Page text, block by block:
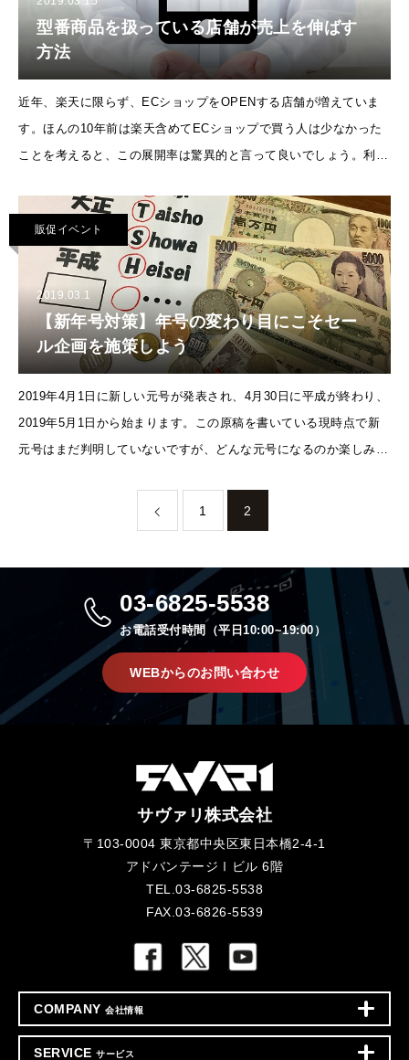
型番商品を扱っている店舗が売上を伸ばす
方法
近年、楽天に限らず、ECショップをOPENする店舗が増えていま
す。ほんの10年前は楽天含めてECショップで買う人は少なかった
ことを考えると、この展開率は驚異的と言って良いでしょう。利用
販促イベント
2019.03.1
【新年号対策】年号の変わり目にこそセー
ル企画を施策しよう
2019年4月1日に新しい元号が発表され、4月30日に平成が終わり、
2019年5月1日から始まります。この原稿を書いている現時点で新
元号はまだ判明していないですが、どんな元号になるのか楽しみで
1 2
03-6825-5538
お電話受付時間（平日10:00~19:00）
WEBからのお問い合わせ
サヴァリ株式会社
〒103-0004 東京都中央区東日本橋2-4-1
アドバンテージⅠビル 6階
TEL.03-6825-5538
FAX.03-6826-5539
COMPANY 会社情報
SERVICE サービス